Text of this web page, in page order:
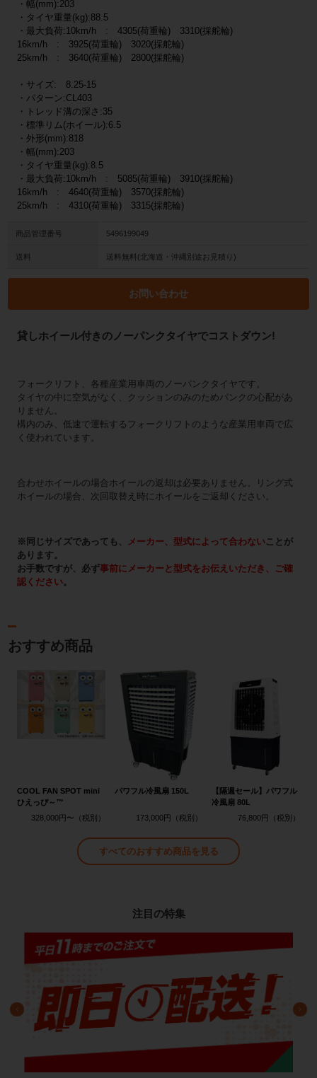
・幅(mm):203
・タイヤ重量(kg):88.5
・最大負荷:10km/h : 4305(荷重輪) 3310(採舵輪)
16km/h : 3925(荷重輪) 3020(採舵輪)
25km/h : 3640(荷重輪) 2800(採舵輪)
・サイズ: 8.25-15
・パターン:CL403
・トレッド溝の深さ:35
・標準リム(ホイール):6.5
・外形(mm):818
・幅(mm):203
・タイヤ重量(kg):8.5
・最大負荷:10km/h : 5085(荷重輪) 3910(採舵輪)
16km/h : 4640(荷重輪) 3570(採舵輪)
25km/h : 4310(荷重輪) 3315(採舵輪)
商品管理番号 5496199049
送料 送料無料(北海道・沖縄別途お見積り)
お問い合わせ
貸しホイール付きのノーパンクタイヤでコストダウン!
フォークリフト、各種産業用車両のノーパンクタイヤです。
タイヤの中に空気がなく、クッションのみのためパンクの心配があ
りません。
構内のみ、低速で運転するフォークリフトのような産業用車両で広
く使われています。
合わせホイールの場合ホイールの返却は必要ありません。リング式
ホイールの場合、次回取替え時にホイールをご返却ください。
※同じサイズであっても、 メーカー、型式によって合わないことが
あります。
お手数ですが、必ず事前にメーカーと型式をお伝えいただき、ご確
認ください。
おすすめ商品
COOL FAN SPOT mini
ひえっぴ～™
328,000円〜
パワフル冷風扇 150L
173,000円
【隔週セール】パワフル
冷風扇 80L
76,800円
すべてのおすすめ商品を見る
注目の特集